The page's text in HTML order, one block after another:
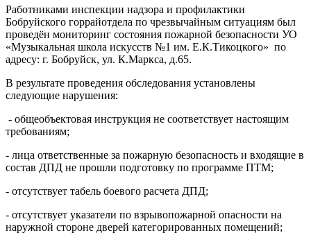
Работниками инспекции надзора и профилактики
Бобруйского горрайотдела по чрезвычайным ситуациям был
проведён мониторинг состояния пожарной безопасности УО
«Музыкальная школа искусств №1 им. Е.К.Тикоцкого» по
адресу: г. Бобруйск, ул. К.Маркса, д.65.
В результате проведения обследования установлены
следующие нарушения:
- общеобъектовая инструкция не соответствует настоящим
требованиям;
- лица ответственные за пожарную безопасность и входящие в
состав ДПД не прошли подготовку по программе ПТМ;
- отсутствует табель боевого расчета ДПД;
- отсутствует указатели по взрывопожарной опасности на
наружной стороне дверей категорированных помещений;